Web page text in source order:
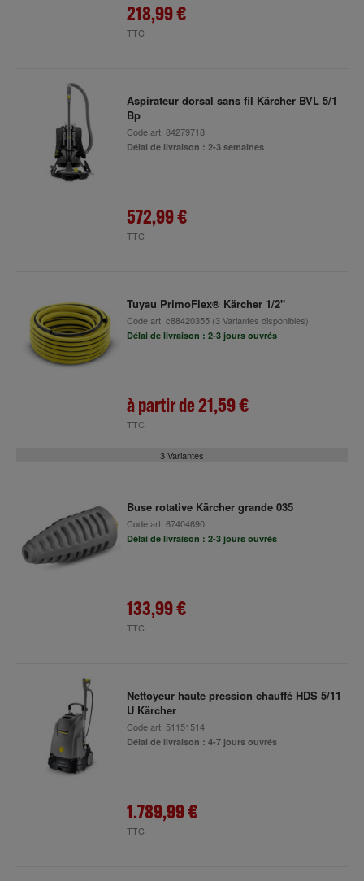
218,99 €
TTC
Aspirateur dorsal sans fil Kärcher BVL 5/1
Bp
Code art. 84279718
Délai de livraison : 2-3 semaines
572,99 €
TTC
Tuyau PrimoFlex® Kärcher 1/2"
Code art. c88420355(3 Variantes disponibles)
Délai de livraison : 2-3 jours ouvrés
à partir de21,59 €
TTC
3 Variantes
Buse rotative Kärcher grande 035
Code art. 67404690
Délai de livraison : 2-3 jours ouvrés
133,99 €
TTC
Nettoyeur haute pression chauffé HDS 5/11
U Kärcher
Code art. 51151514
Délai de livraison : 4-7 jours ouvrés
1.789,99 €
TTC